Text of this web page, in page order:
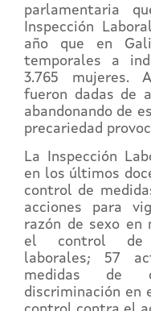
parlamentaria
Inspección
año que en
temporales a
3.765 mujeres.
fueron dadas de
abandonando de
precariedad
La Inspección
en los últimos
control de
acciones para
razón de sexo en
el control de
laborales; 57
medidas de
discriminación en